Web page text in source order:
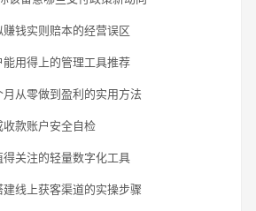
赚钱实则赔本的经营误区
能用得上的管理工具推荐
月从零做到盈利的实用方法
收款账户安全自检
得关注的轻量数字化工具
建线上获客渠道的实操步骤